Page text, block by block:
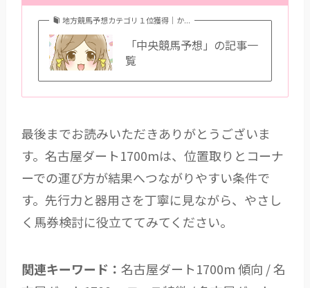
地方競馬予想カテゴリ１位獲得｜か...
「中央競馬予想」の記事一
覧
最後までお読みいただきありがとうございま
す。名古屋ダート1700mは、位置取りとコーナ
ーでの運び方が結果へつながりやすい条件で
す。先行力と器用さを丁寧に見ながら、やさし
く馬券検討に役立ててみてください。
関連キーワード：名古屋ダート1700m 傾向 / 名